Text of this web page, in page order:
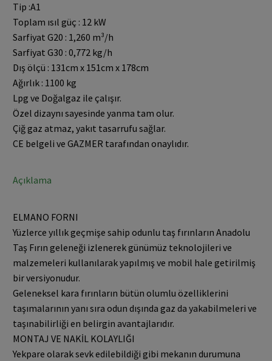
Tip :A1
Toplam ısıl güç : 12 kW
Sarfiyat G20 : 1,260 m³/h
Sarfiyat G30 : 0,772 kg/h
Dış ölçü : 131cm x 151cm x 178cm
Ağırlık : 1100 kg
Lpg ve Doğalgaz ile çalışır.
Özel dizaynı sayesinde yanma tam olur.
Çiğ gaz atmaz, yakıt tasarrufu sağlar.
CE belgeli ve GAZMER tarafından onaylıdır.
Açıklama
ELMANO FORNI
Yüzlerce yıllık geçmişe sahip odunlu taş fırınların Anadolu
Taş Fırın geleneği izlenerek günümüz teknolojileri ve
malzemeleri kullanılarak yapılmış ve mobil hale getirilmiş
bir versiyonudur.
Geleneksel kara fırınların bütün olumlu özelliklerini
taşımalarının yanı sıra odun dışında gaz da yakabilmeleri ve
taşınabilirliği en belirgin avantajlarıdır.
MONTAJ VE NAKİL KOLAYLIĞI
Yekpare olarak sevk edilebildiği gibi mekanın durumuna